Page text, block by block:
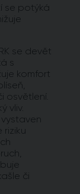
se potýká
se devět
s
komfort
osvětlení.
vliv.
riziku
či